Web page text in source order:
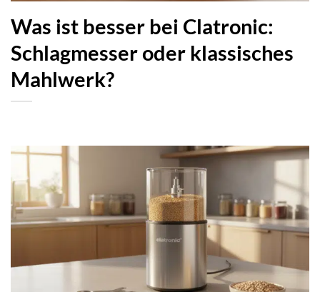
Was ist besser bei Clatronic:
Schlagmesser oder klassisches
Mahlwerk?